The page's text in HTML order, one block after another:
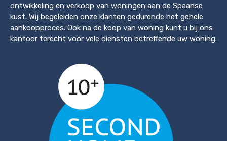
ontwikkeling en verkoop van woningen aan de Spaanse
kust. Wij begeleiden onze klanten gedurende het gehele
aankoopproces. Ook na de koop van woning kunt u bij ons
kantoor terecht voor vele diensten betreffende uw woning.